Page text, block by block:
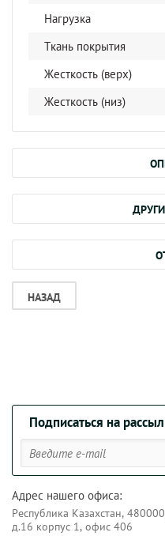
Нагрузка
Ткань покрытия
Жесткость (верх)
Жесткость (низ)
НАЗАД
Подписаться на
Адрес нашего офиса:
Республика Казахстан,
д.16 корпус 1, офис 406